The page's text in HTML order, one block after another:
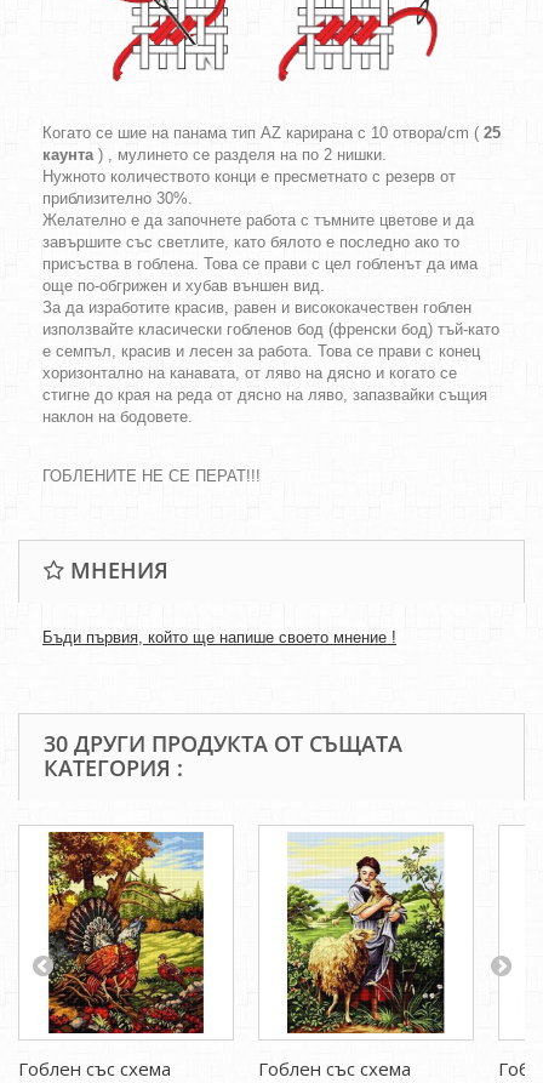
Когато се шие на панама тип AZ карирана с 10 отвора/cm ( 25
каунта) , мулинето се разделя на по 2 нишки.
Нужното количеството конци е пресметнато с резерв от
приблизително 30%.
Желателно е да започнете работа с тъмните цветове и да
завършите със светлите, като бялото е последно ако то
присъства в гоблена. Това се прави с цел гобленът да има
още по-обгрижен и хубав външен вид.
За да изработите красив, равен и висококачествен гоблен
използвайте класически гобленов бод (френски бод) тъй-като
е семпъл, красив и лесен за работа. Това се прави с конец
хоризонтално на канавата, от ляво на дясно и когато се
стигне до края на реда от дясно на ляво, запазвайки същия
наклон на бодовете.
ГОБЛЕНИТЕ НЕ СЕ ПЕРАТ!!!
МНЕНИЯ
Бъди първия, който ще напише своето мнение !
30 ДРУГИ ПРОДУКТА ОТ СЪЩАТА
КАТЕГОРИЯ :
Гоблен със схема
Гоблен със схема